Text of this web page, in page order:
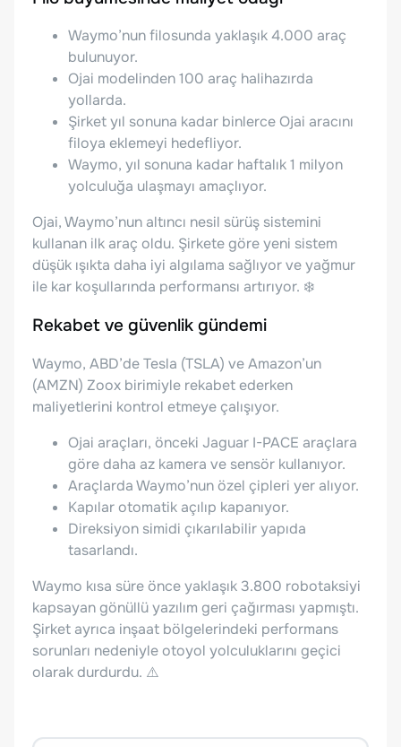
Waymo’nun filosunda yaklaşık 4.000 araç
bulunuyor.
Ojai modelinden 100 araç halihazırda
yollarda.
Şirket yıl sonuna kadar binlerce Ojai aracını
filoya eklemeyi hedefliyor.
Waymo, yıl sonuna kadar haftalık 1 milyon
yolculuğa ulaşmayı amaçlıyor.
Ojai, Waymo’nun altıncı nesil sürüş sistemini
kullanan ilk araç oldu. Şirkete göre yeni sistem
düşük ışıkta daha iyi algılama sağlıyor ve yağmur
ile kar koşullarında performansı artırıyor. ❄️
Rekabet ve güvenlik gündemi
Waymo, ABD’de Tesla (TSLA) ve Amazon’un
(AMZN) Zoox birimiyle rekabet ederken
maliyetlerini kontrol etmeye çalışıyor.
Ojai araçları, önceki Jaguar I-PACE araçlara
göre daha az kamera ve sensör kullanıyor.
Araçlarda Waymo’nun özel çipleri yer alıyor.
Kapılar otomatik açılıp kapanıyor.
Direksiyon simidi çıkarılabilir yapıda
tasarlandı.
Waymo kısa süre önce yaklaşık 3.800 robotaksiyi
kapsayan gönüllü yazılım geri çağırması yapmıştı.
Şirket ayrıca inşaat bölgelerindeki performans
sorunları nedeniyle otoyol yolculuklarını geçici
olarak durdurdu. ⚠️